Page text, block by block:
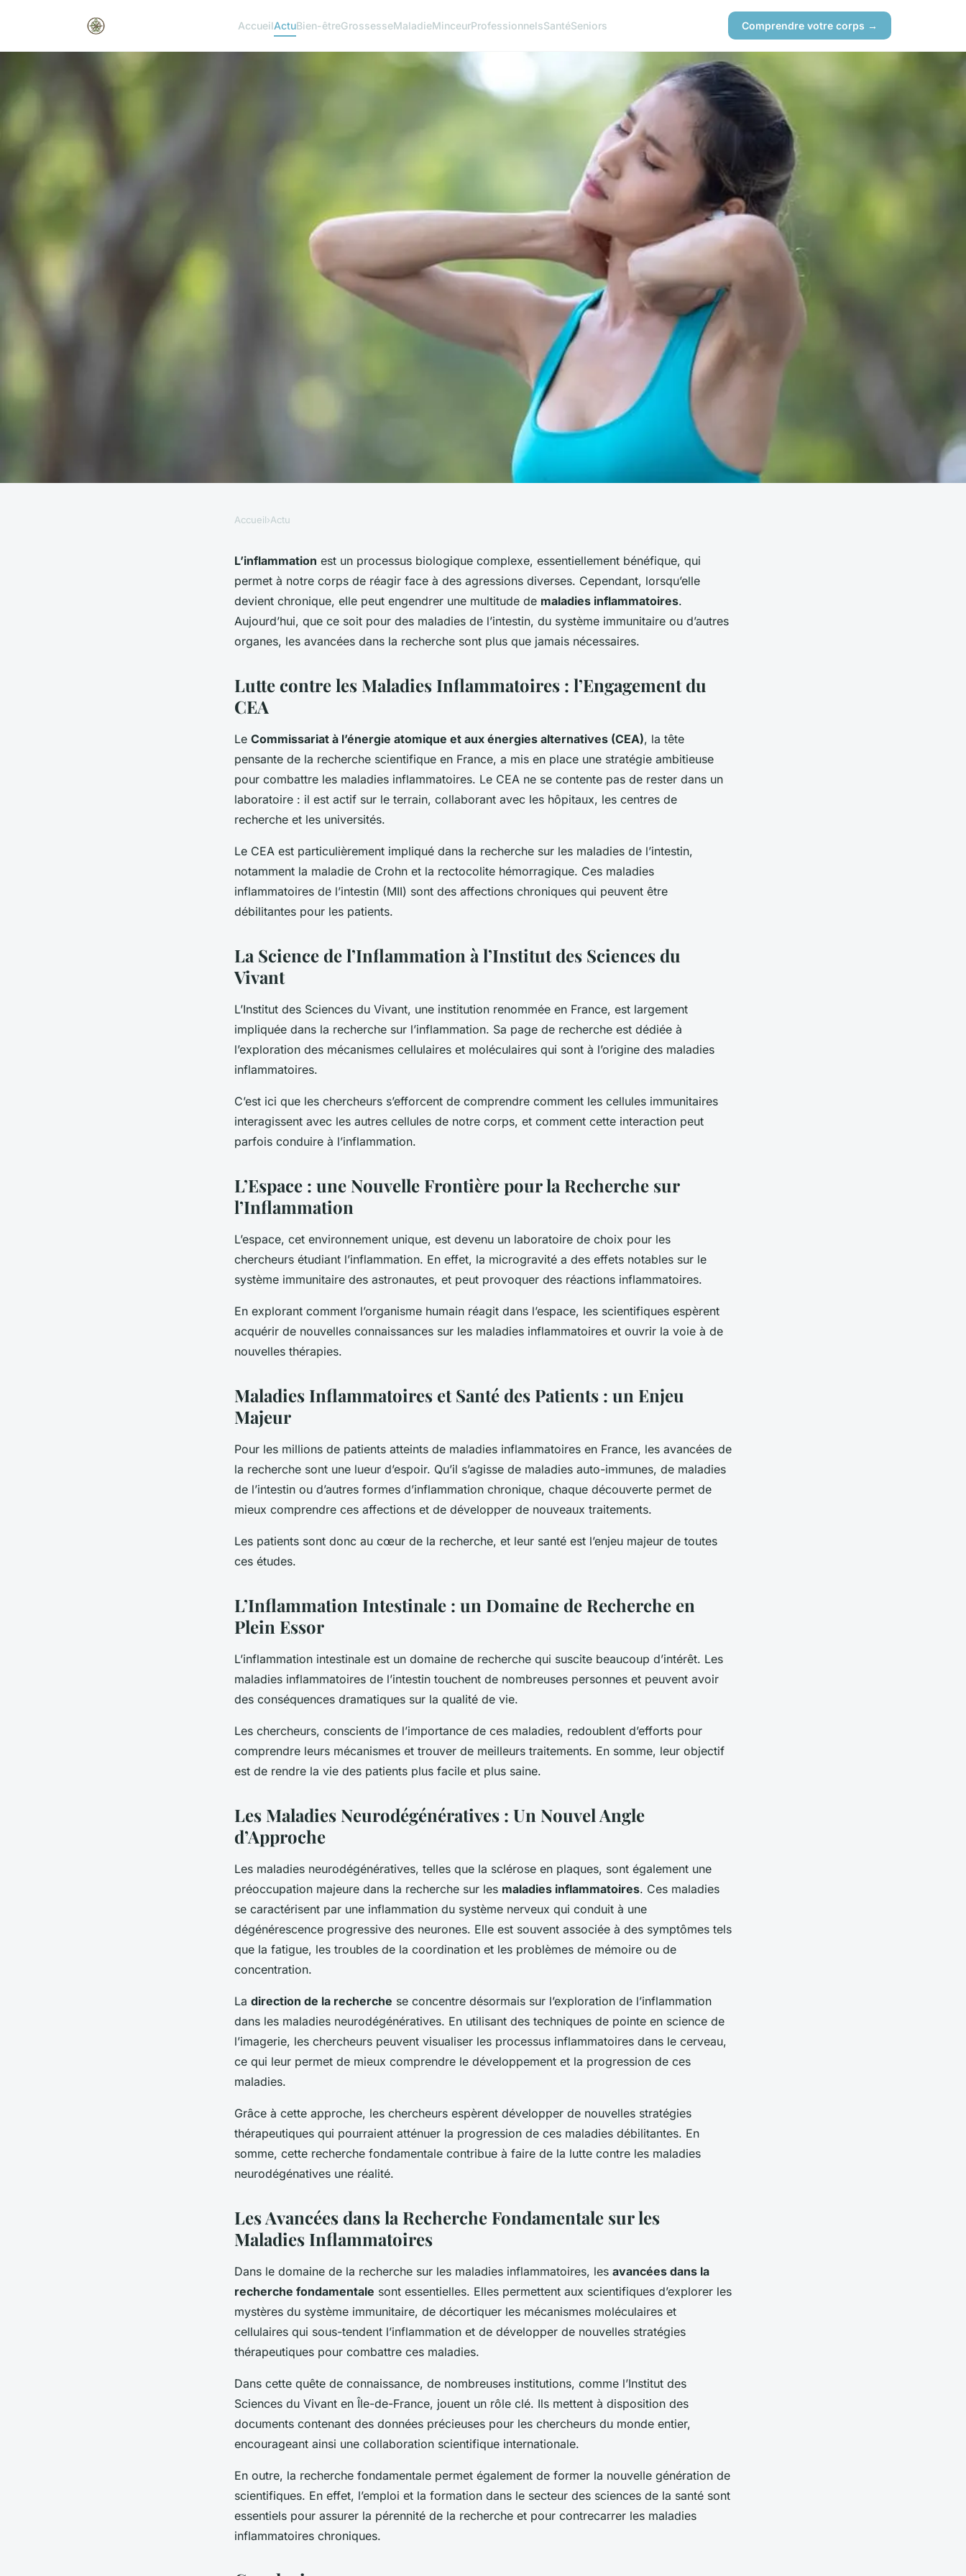
AccueilActuBien-êtreGrossesseMaladieMinceurProfessionnelsSantéSeniors Comprendre votre corps →
les avancées dans la recherche sur les
maladies inflammatoires
5 min de lecture
Accueil›Actu
L’inflammation est un processus biologique complexe, essentiellement bénéfique, qui
permet à notre corps de réagir face à des agressions diverses. Cependant, lorsqu’elle
devient chronique, elle peut engendrer une multitude de maladies inflammatoires.
Aujourd’hui, que ce soit pour des maladies de l’intestin, du système immunitaire ou d’autres
organes, les avancées dans la recherche sont plus que jamais nécessaires.
Lutte contre les Maladies Inflammatoires : l’Engagement du
CEA
Le Commissariat à l’énergie atomique et aux énergies alternatives (CEA), la tête
pensante de la recherche scientifique en France, a mis en place une stratégie ambitieuse
pour combattre les maladies inflammatoires. Le CEA ne se contente pas de rester dans un
laboratoire : il est actif sur le terrain, collaborant avec les hôpitaux, les centres de
recherche et les universités.
Le CEA est particulièrement impliqué dans la recherche sur les maladies de l’intestin,
notamment la maladie de Crohn et la rectocolite hémorragique. Ces maladies
inflammatoires de l’intestin (MII) sont des affections chroniques qui peuvent être
débilitantes pour les patients.
La Science de l’Inflammation à l’Institut des Sciences du
Vivant
L’Institut des Sciences du Vivant, une institution renommée en France, est largement
impliquée dans la recherche sur l’inflammation. Sa page de recherche est dédiée à
l’exploration des mécanismes cellulaires et moléculaires qui sont à l’origine des maladies
inflammatoires.
C’est ici que les chercheurs s’efforcent de comprendre comment les cellules immunitaires
interagissent avec les autres cellules de notre corps, et comment cette interaction peut
parfois conduire à l’inflammation.
L’Espace : une Nouvelle Frontière pour la Recherche sur
l’Inflammation
L’espace, cet environnement unique, est devenu un laboratoire de choix pour les
chercheurs étudiant l’inflammation. En effet, la microgravité a des effets notables sur le
système immunitaire des astronautes, et peut provoquer des réactions inflammatoires.
En explorant comment l’organisme humain réagit dans l’espace, les scientifiques espèrent
acquérir de nouvelles connaissances sur les maladies inflammatoires et ouvrir la voie à de
nouvelles thérapies.
Maladies Inflammatoires et Santé des Patients : un Enjeu
Majeur
Pour les millions de patients atteints de maladies inflammatoires en France, les avancées de
la recherche sont une lueur d’espoir. Qu’il s’agisse de maladies auto-immunes, de maladies
de l’intestin ou d’autres formes d’inflammation chronique, chaque découverte permet de
mieux comprendre ces affections et de développer de nouveaux traitements.
Les patients sont donc au cœur de la recherche, et leur santé est l’enjeu majeur de toutes
ces études.
L’Inflammation Intestinale : un Domaine de Recherche en
Plein Essor
L’inflammation intestinale est un domaine de recherche qui suscite beaucoup d’intérêt. Les
maladies inflammatoires de l’intestin touchent de nombreuses personnes et peuvent avoir
des conséquences dramatiques sur la qualité de vie.
Les chercheurs, conscients de l’importance de ces maladies, redoublent d’efforts pour
comprendre leurs mécanismes et trouver de meilleurs traitements. En somme, leur objectif
est de rendre la vie des patients plus facile et plus saine.
Les Maladies Neurodégénératives : Un Nouvel Angle
d’Approche
Les maladies neurodégénératives, telles que la sclérose en plaques, sont également une
préoccupation majeure dans la recherche sur les maladies inflammatoires. Ces maladies
se caractérisent par une inflammation du système nerveux qui conduit à une
dégénérescence progressive des neurones. Elle est souvent associée à des symptômes tels
que la fatigue, les troubles de la coordination et les problèmes de mémoire ou de
concentration.
La direction de la recherche se concentre désormais sur l’exploration de l’inflammation
dans les maladies neurodégénératives. En utilisant des techniques de pointe en science de
l’imagerie, les chercheurs peuvent visualiser les processus inflammatoires dans le cerveau,
ce qui leur permet de mieux comprendre le développement et la progression de ces
maladies.
Grâce à cette approche, les chercheurs espèrent développer de nouvelles stratégies
thérapeutiques qui pourraient atténuer la progression de ces maladies débilitantes. En
somme, cette recherche fondamentale contribue à faire de la lutte contre les maladies
neurodégénatives une réalité.
Les Avancées dans la Recherche Fondamentale sur les
Maladies Inflammatoires
Dans le domaine de la recherche sur les maladies inflammatoires, les avancées dans la
recherche fondamentale sont essentielles. Elles permettent aux scientifiques d’explorer les
mystères du système immunitaire, de décortiquer les mécanismes moléculaires et
cellulaires qui sous-tendent l’inflammation et de développer de nouvelles stratégies
thérapeutiques pour combattre ces maladies.
Dans cette quête de connaissance, de nombreuses institutions, comme l’Institut des
Sciences du Vivant en Île-de-France, jouent un rôle clé. Ils mettent à disposition des
documents contenant des données précieuses pour les chercheurs du monde entier,
encourageant ainsi une collaboration scientifique internationale.
En outre, la recherche fondamentale permet également de former la nouvelle génération de
scientifiques. En effet, l’emploi et la formation dans le secteur des sciences de la santé sont
essentiels pour assurer la pérennité de la recherche et pour contrecarrer les maladies
inflammatoires chroniques.